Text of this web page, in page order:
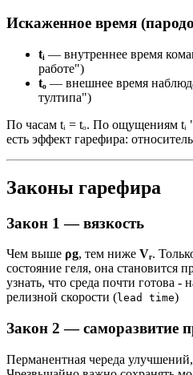
Искаженное время
tᵢ — внутреннее время
работе")
tₒ — внешнее время
тултипа")
По часам tᵢ = tₒ. По ощущениям tᵢ
есть эффект гарефира:
Законы гарефира
Закон 1 — вязкость
Чем выше ρg, тем ниже Vᵣ.
состояние геля, она становится
узнать, что среда почти готова -
релизной скорости (lead time)
Закон 2 — саморазвитие
Перманентная череда